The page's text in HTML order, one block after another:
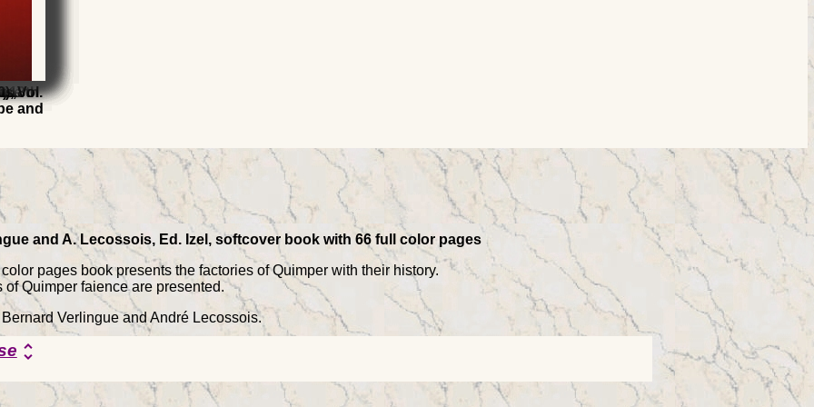
and A. Lecossois, Ed. Izel, softcover book with 66 full color pages
pages book presents the factories of Quimper with their history.
Quimper faience are presented.
Verlingue and André Lecossois.
unfold_more
and
18th
Vol.